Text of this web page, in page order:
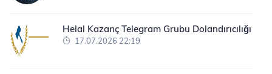
Helal Kazanç Telegram Grubu Dolandırıcılığı
17.07.2026 22:19